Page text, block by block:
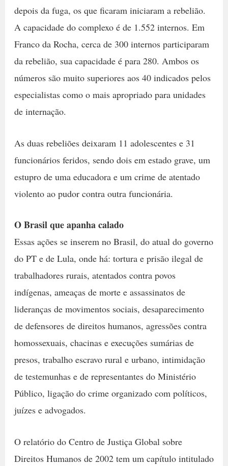
depois da fuga, os que ficaram iniciaram a rebelião.
A capacidade do complexo é de 1.552 internos. Em
Franco da Rocha, cerca de 300 internos participaram
da rebelião, sua capacidade é para 280. Ambos os
números são muito superiores aos 40 indicados pelos
especialistas como o mais apropriado para unidades
de internação.
As duas rebeliões deixaram 11 adolescentes e 31
funcionários feridos, sendo dois em estado grave, um
estupro de uma educadora e um crime de atentado
violento ao pudor contra outra funcionária.
O Brasil que apanha calado
Essas ações se inserem no Brasil, do atual do governo
do PT e de Lula, onde há: tortura e prisão ilegal de
trabalhadores rurais, atentados contra povos
indígenas, ameaças de morte e assassinatos de
lideranças de movimentos sociais, desaparecimento
de defensores de direitos humanos, agressões contra
homossexuais, chacinas e execuções sumárias de
presos, trabalho escravo rural e urbano, intimidação
de testemunhas e de representantes do Ministério
Público, ligação do crime organizado com políticos,
juízes e advogados.
O relatório do Centro de Justiça Global sobre
Direitos Humanos de 2002 tem um capítulo intitulado